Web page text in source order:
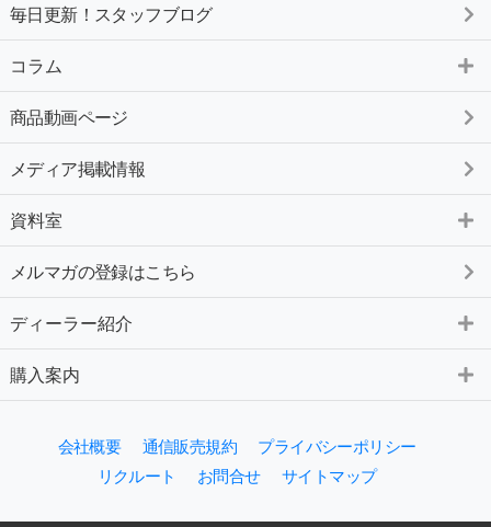
毎日更新！スタッフブログ
コラム
商品動画ページ
メディア掲載情報
資料室
メルマガの登録はこちら
ディーラー紹介
購入案内
会社概要 通信販売規約
プライバシーポリシー
リクルート
お問合せ サイトマップ